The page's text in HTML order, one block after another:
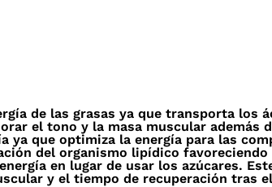
de las grasas ya que transporta los
el tono y la masa muscular además
ya que optimiza la energía para las
del organismo lipídico
en lugar de usar los azúcares.
y el tiempo de recuperación tras